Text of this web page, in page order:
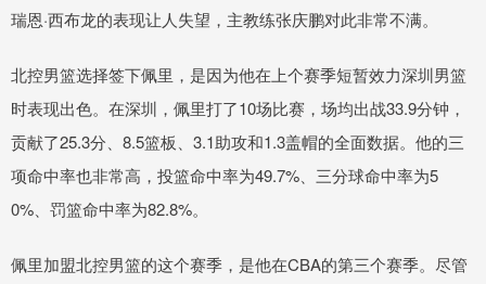
瑞恩·西布龙的表现让人失望，主教练张庆鹏对此非常不满。
北控男篮选择签下佩里，是因为他在上个赛季短暂效力深圳男篮
时表现出色。在深圳，佩里打了10场比赛，场均出战33.9分钟，
贡献了25.3分、8.5篮板、3.1助攻和1.3盖帽的全面数据。他的三
项命中率也非常高，投篮命中率为49.7%、三分球命中率为5
0%、罚篮命中率为82.8%。
佩里加盟北控男篮的这个赛季，是他在CBA的第三个赛季。尽管